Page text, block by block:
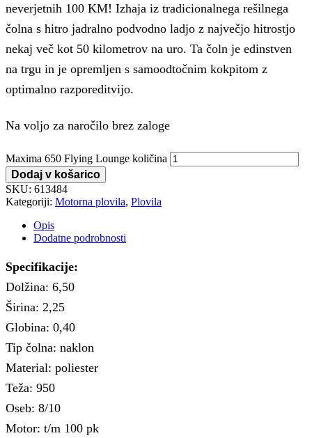
neverjetnih 100 KM! Izhaja iz tradicionalnega rešilnega
čolna s hitro jadralno podvodno ladjo z največjo hitrostjo
nekaj več kot 50 kilometrov na uro. Ta čoln je edinstven
na trgu in je opremljen s samoodtočnim kokpitom z
optimalno razporeditvijo.
Na voljo za naročilo brez zaloge
Maxima 650 Flying Lounge količina
Dodaj v košarico
SKU: 613484
Kategoriji: Motorna plovila, Plovila
Opis
Dodatne podrobnosti
Specifikacije:
Dolžina: 6,50
Širina: 2,25
Globina: 0,40
Tip čolna: naklon
Material: poliester
Teža: 950
Oseb: 8/10
Motor: t/m 100 pk